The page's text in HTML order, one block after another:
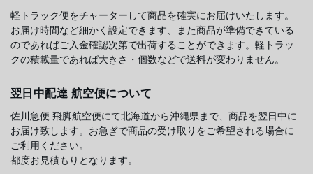
軽トラック便をチャーターして商品を確実にお届けいたします。
お届け時間など細かく設定できます、また商品が準備できている
のであればご入金確認次第で出荷することができます。軽トラッ
クの積載量であれば大きさ・個数などで送料が変わりません。
翌日中配達 航空便について
佐川急便 飛脚航空便にて北海道から沖縄県まで、商品を翌日中に
お届け致します。お急ぎで商品の受け取りをご希望される場合に
ご利用ください。
都度お見積もりとなります。